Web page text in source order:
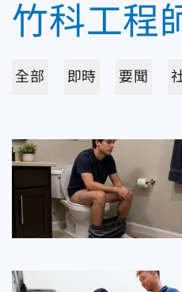
竹科工程
全部 即時 要聞